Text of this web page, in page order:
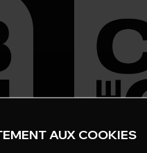
AUX COOKIES